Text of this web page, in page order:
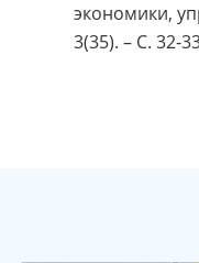
экономики,
3(35). – С. 32-